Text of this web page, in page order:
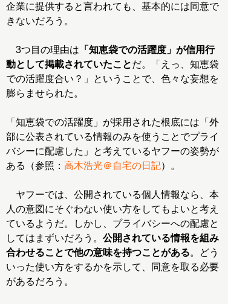
企業に提供すると言われても、基本的には同意で
きないだろう。
3つ目の理由は 「知恵袋での活躍度」が信用行
動として掲載されていたことだ。「えっ、知恵袋
での活躍度合い？」ということで、色々な妄想を
膨らませられた。
「知恵袋での活躍度」が採用された根底には「外
部に公表されている情報のみを使うことでプライ
バシーに配慮した」と考えているヤフーの姿勢が
ある（参照： 高木浩光＠自宅の日記）。
ヤフーでは、公開されている個人情報なら、本
人の意図にそぐわない使い方をしてもよいと考え
ているようだ。しかし、プライバシーへの配慮と
してはまずいだろう。 公開されている情報を組み
合わせることで他の意味を持つことがある。どう
いった使い方をするかを示して、同意を取る必要
があるだろう。